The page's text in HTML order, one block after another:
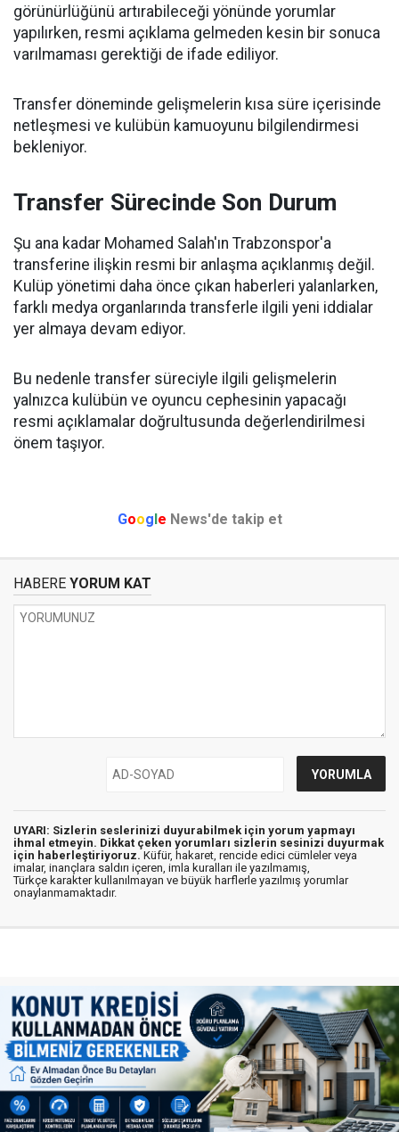
görünürlüğünü artırabileceği yönünde yorumlar
yapılırken, resmi açıklama gelmeden kesin bir sonuca
varılmaması gerektiği de ifade ediliyor.
Transfer döneminde gelişmelerin kısa süre içerisinde
netleşmesi ve kulübün kamuoyunu bilgilendirmesi
bekleniyor.
Transfer Sürecinde Son Durum
Şu ana kadar Mohamed Salah'ın Trabzonspor'a
transferine ilişkin resmi bir anlaşma açıklanmış değil.
Kulüp yönetimi daha önce çıkan haberleri yalanlarken,
farklı medya organlarında transferle ilgili yeni iddialar
yer almaya devam ediyor.
Bu nedenle transfer süreciyle ilgili gelişmelerin
yalnızca kulübün ve oyuncu cephesinin yapacağı
resmi açıklamalar doğrultusunda değerlendirilmesi
önem taşıyor.
Google News'de takip et
HABERE YORUM KAT
UYARI: Sizlerin seslerinizi duyurabilmek için yorum yapmayı
ihmal etmeyin. Dikkat çeken yorumları sizlerin sesinizi duyurmak
için haberleştiriyoruz. Küfür, hakaret, rencide edici cümleler veya
imalar, inançlara saldırı içeren, imla kuralları ile yazılmamış,
Türkçe karakter kullanılmayan ve büyük harflerle yazılmış yorumlar
onaylanmamaktadır.